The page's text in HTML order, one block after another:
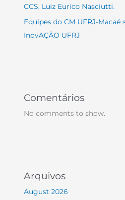
CCS, Luiz Eurico Nasciutti.
Equipes do CM UFRJ-Macaé
InovAÇÃO UFRJ
Comentários
No comments to show.
Arquivos
August 2026